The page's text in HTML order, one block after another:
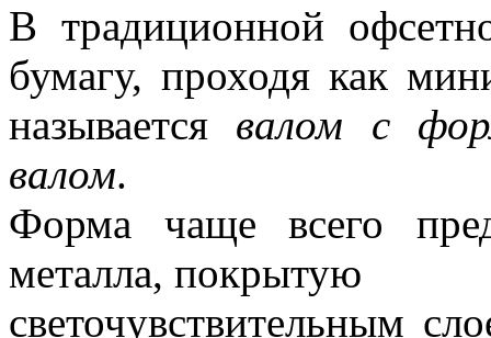
В традиционной
бумагу, проходя как
называется валом с
валом.
Форма чаще всего
металла, покрытую
светочувствительным